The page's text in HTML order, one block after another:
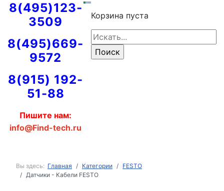
8(495)123-
3509
8(495)669-
9572
8(915) 192-
51-88
Пишите нам:
info@Find-tech.ru
Корзина пуста
Вы здесь: Главная Категории
FESTO
Датчики - Кабели FESTO